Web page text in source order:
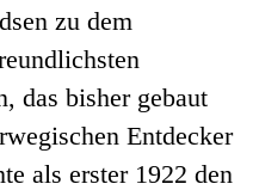
zu dem
das bisher gebaut
Entdecker
als erster 1922 den